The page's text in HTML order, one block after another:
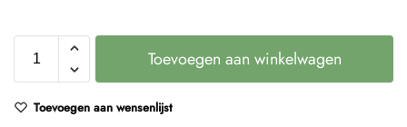
Toevoegen aan winkelwagen
Toevoegen aan wensenlijst